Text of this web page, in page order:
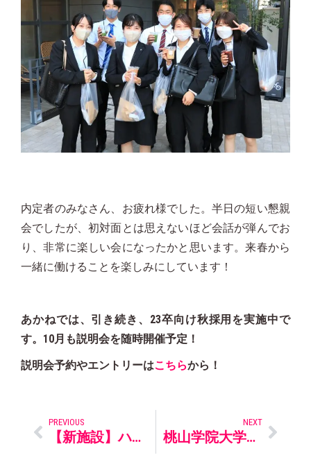
内定者のみなさん、お疲れ様でした。半日の短い懇親
会でしたが、初対面とは思えないほど会話が弾んでお
り、非常に楽しい会になったかと思います。来春から
一緒に働けることを楽しみにしています！
あかねでは、引き続き、23卒向け秋採用を実施中で
す。10月も説明会を随時開催予定！
説明会予約やエントリーはこちらから！
PREVIOUS
【新施設】ハイグレードシニア賃貸マンション『ヴィラ ベルセゾン』をご紹介します
NEXT
桃山学院大学の学生を実習受入れしました！